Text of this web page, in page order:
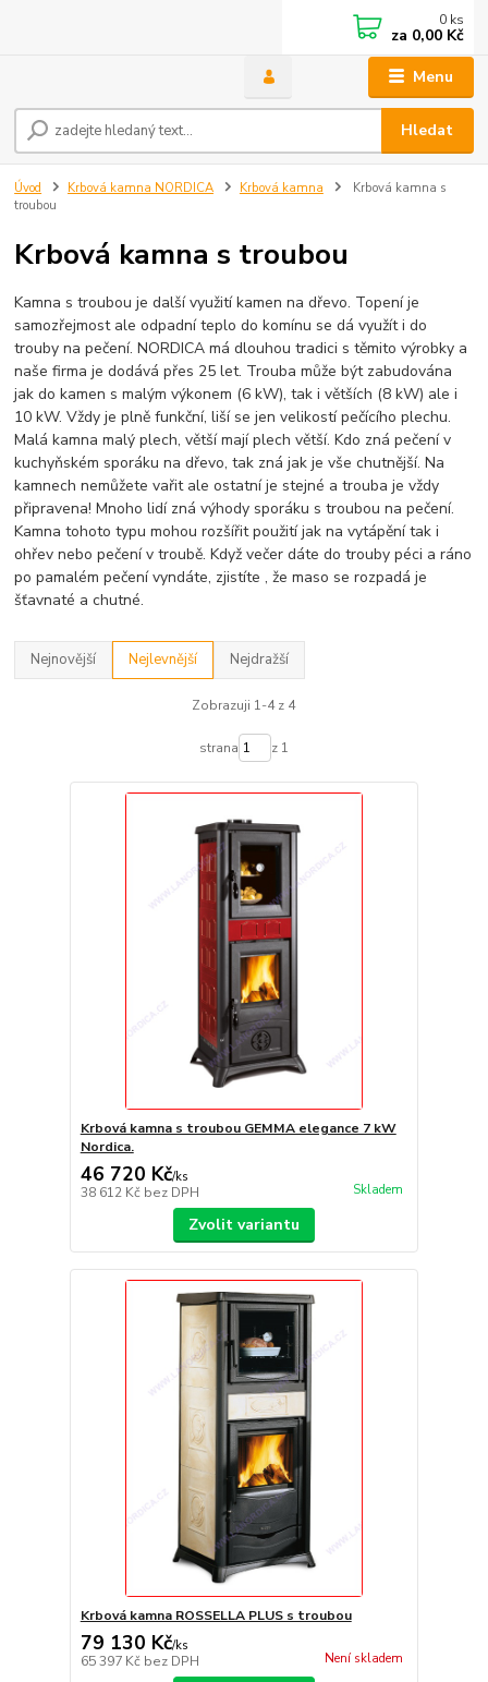
Menu
Hledat
0 ks
za 0,00 Kč
Úvod Krbová kamna NORDICA Krbová kamna
Krbová kamna s
troubou
Krbová kamna s troubou
Kamna s troubou je další využití kamen na dřevo. Topení je
samozřejmost ale odpadní teplo do komínu se dá využít i do
trouby na pečení. NORDICA má dlouhou tradici s těmito výrobky a
naše firma je dodává přes 25 let. Trouba může být zabudována
jak do kamen s malým výkonem (6 kW), tak i větších (8 kW) ale i
10 kW. Vždy je plně funkční, liší se jen velikostí pečícího plechu.
Malá kamna malý plech, větší mají plech větší. Kdo zná pečení v
kuchyňském sporáku na dřevo, tak zná jak je vše chutnější. Na
kamnech nemůžete vařit ale ostatní je stejné a trouba je vždy
připravena! Mnoho lidí zná výhody sporáku s troubou na pečení.
Kamna tohoto typu mohou rozšířit použití jak na vytápění tak i
ohřev nebo pečení v troubě. Když večer dáte do trouby péci a ráno
po pamalém pečení vyndáte, zjistíte , že maso se rozpadá je
šťavnaté a chutné.
Nejnovější Nejlevnější Nejdražší
Zobrazuji 1-4 z 4
strana z 1
Krbová kamna s troubou GEMMA elegance 7 kW
Nordica.
46 720 Kč/ks
38 612 Kč bez DPH Skladem
Zvolit variantu
Krbová kamna ROSSELLA PLUS s troubou
79 130 Kč/ks
65 397 Kč bez DPH Není skladem